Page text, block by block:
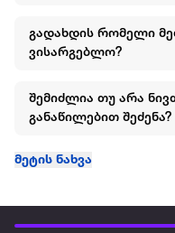
გადახდის რომელი
ვისარგებლო?
შემიძლია თუ არა
განაწილებით შეძენა?
მეტის ნახვა